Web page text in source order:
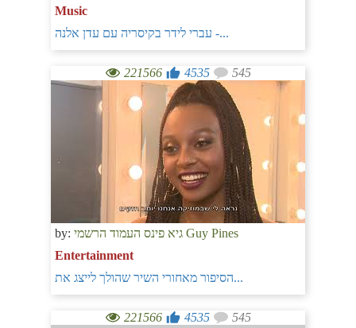
Music
עברי לידר בקיסריה עם עדן אלנה -...
221566 4535 545
by:
גיא פינס העמוד הרשמי Guy Pines
Entertainment
הסיפור מאחורי השיר שהולך לייצג את...
221566 4535 545